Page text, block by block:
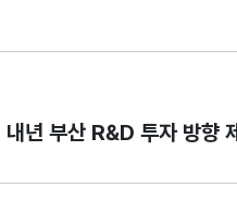
년 부산 R&D 투자 방향